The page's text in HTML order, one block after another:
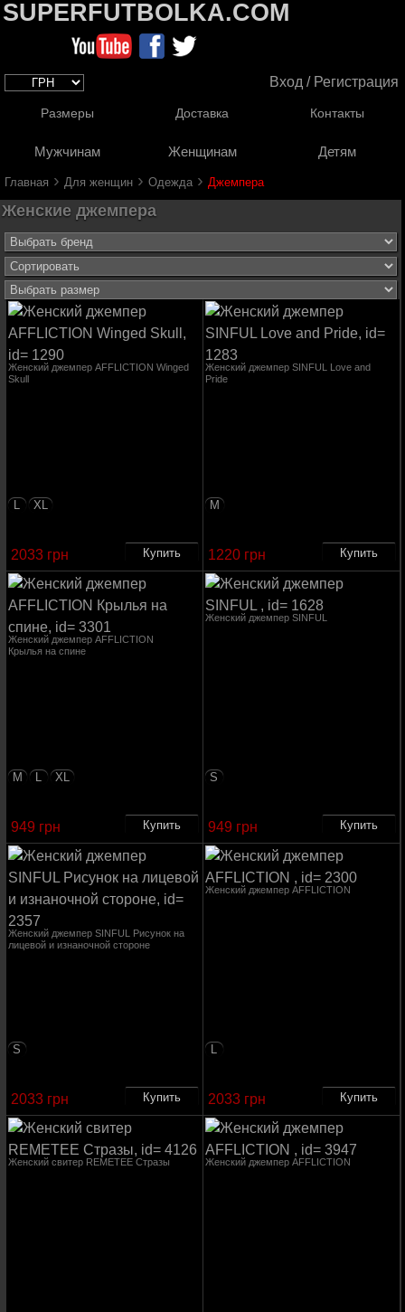
SUPERFUTBOLKA.COM
Вход / Регистрация
Размеры Доставка Контакты
Мужчинам Женщинам Детям
Главная › Для женщин › Одежда › Джемпера
Женские джемпера
Женский джемпер SINFUL Love and
Pride
M
1220 грн
Женский джемпер AFFLICTION Winged
Skull
L XL
2033 грн
Женский джемпер SINFUL
S
949 грн
Женский джемпер AFFLICTION
Крылья на спине
M L XL
949 грн
Женский джемпер AFFLICTION
L
2033 грн
Женский джемпер SINFUL Рисунок на
лицевой и изнаночной стороне
S
2033 грн
Женский джемпер AFFLICTION
Женский свитер REMETEE Стразы